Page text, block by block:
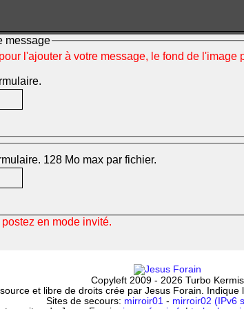
message
l'ajouter à votre message, le fond de
128 Mo max par fichier.
en mode invité.
Copyleft 2009 - 2026 Turbo Kermis
et libre de droits crée par Jesus Forain.
Sites de secours: mirroir01 - mirroir02 (IPv6